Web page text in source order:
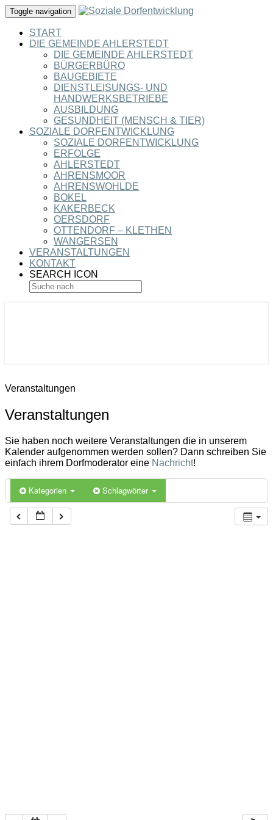
Toggle navigation
START
DIE GEMEINDE AHLERSTEDT
DIE GEMEINDE AHLERSTEDT
BÜRGERBÜRO
BAUGEBIETE
DIENSTLEISUNGS- UND
HANDWERKSBETRIEBE
AUSBILDUNG
GESUNDHEIT (MENSCH & TIER)
SOZIALE DORFENTWICKLUNG
SOZIALE DORFENTWICKLUNG
ERFOLGE
AHLERSTEDT
AHRENSMOOR
AHRENSWOHLDE
BOKEL
KAKERBECK
OERSDORF
OTTENDORF – KLETHEN
WANGERSEN
VERANSTALTUNGEN
KONTAKT
SEARCH ICON
Veranstaltungen
Veranstaltungen
Sie haben noch weitere Veranstaltungen die in unserem
Kalender aufgenommen werden sollen? Dann schreiben Sie
einfach ihrem Dorfmoderator eine Nachricht!
Kategorien Schlagwörter